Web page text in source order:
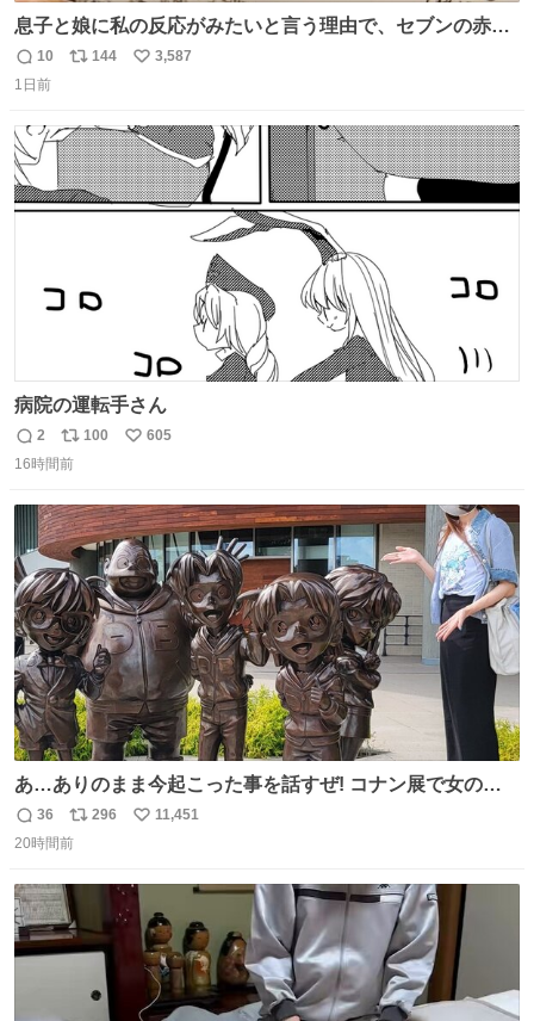
息子と娘に私の反応がみたいと言う理由で、セブンの赤魚
の煮付けを食べさせられ、ちいかわの映画に連れてこられ
ました 一体どういうことなんやで…
返
信
10
リ
ト
数
144
い
数
3,587
1日前
病院の運転手さん
返
信
2
リ
ポ
ト
数
100
い
数
605
16時間前
あ…ありのまま今起こった事を話すぜ! コナン展で女の子
に 「千速さんですか！？」 と声をかけられた。 あぁ鞄の
装飾かなと思ったら 「背も高いし見た目もすごく千速さん
人＿ ＞今日は私服＜ ￣Y^Y^Y^Y^Y^￣ #白樹鳥取大阪コ
ナン旅行2026
返
信
36
リ
ポ
ト
数
296
い
数
11,451
20時間前